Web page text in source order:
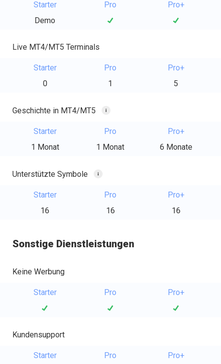
Starter
Demo
Pro Pro+
Live MT4/MT5 Terminals
Starter
0
Pro
1
Pro+
5
Geschichte in MT4/MT5
Starter
1 Monat
Pro
1 Monat
Pro+
6 Monate
Unterstützte Symbole
Starter
16
Pro
16
Pro+
16
Sonstige Dienstleistungen
Keine Werbung
Starter Pro Pro+
Kundensupport
Starter
Pro
Pro+